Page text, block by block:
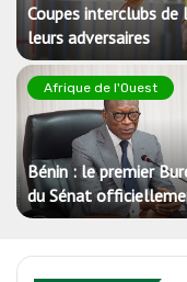
Coupes interclubs
leurs adversaires
Afrique de l'Ouest
Bénin : le premier
du Sénat
installé